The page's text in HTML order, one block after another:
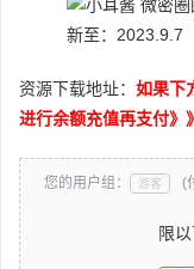
资源下载地址： 如果下
进行余额充值再支付》》
您的用户组： 游客 (
限